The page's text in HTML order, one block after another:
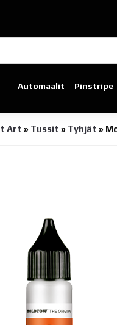
Automaalit Pinstripe
Art » Tussit » Tyhjät »